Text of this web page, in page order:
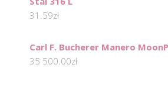
31.59zł
Carl F. Bucherer Manero
35 500.00zł